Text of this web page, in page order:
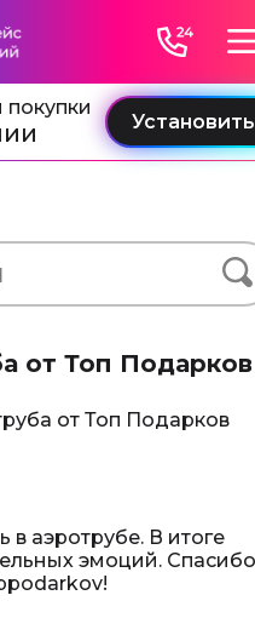
покупки
от Топ Подарков
от Топ Подарков
в аэротрубе. В итоге
эмоций. Спасибо